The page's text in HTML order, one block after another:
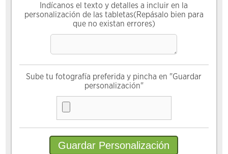
Indícanos el texto y detalles a incluir en la
personalización de las tabletas(Repásalo bien para
que no existan errores)
Sube tu fotografía preferida y pincha en "Guardar
personalización"